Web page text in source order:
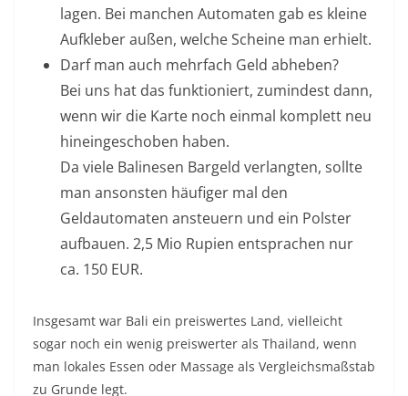
lagen. Bei manchen Automaten gab es kleine
Aufkleber außen, welche Scheine man erhielt.
Darf man auch mehrfach Geld abheben?
Bei uns hat das funktioniert, zumindest dann,
wenn wir die Karte noch einmal komplett neu
hineingeschoben haben.
Da viele Balinesen Bargeld verlangten, sollte
man ansonsten häufiger mal den
Geldautomaten ansteuern und ein Polster
aufbauen. 2,5 Mio Rupien entsprachen nur
ca. 150 EUR.
Insgesamt war Bali ein preiswertes Land, vielleicht
sogar noch ein wenig preiswerter als Thailand, wenn
man lokales Essen oder Massage als Vergleichsmaßstab
zu Grunde legt.